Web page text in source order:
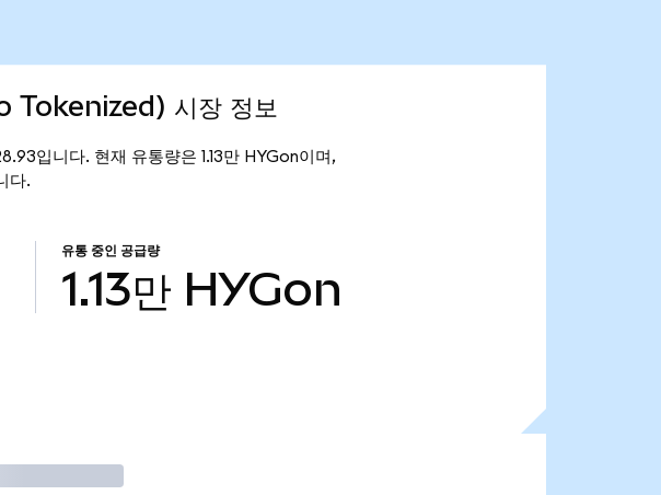
시장 정보
입니다. 현재 유통량은 1.13만 HYGon이며,
다.
유통 중인 공급량
1.13만 HYGon